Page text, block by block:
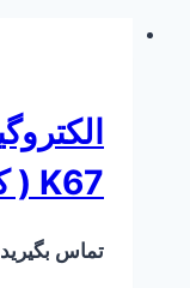
K67 ( کرانویل پینیون )
تماس بگیرید